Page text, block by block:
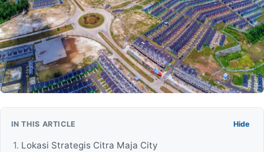
IN THIS ARTICLE Hide
Lokasi Strategis Citra Maja City